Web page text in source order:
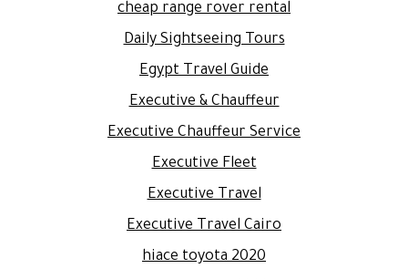
cheap range rover rental
Daily Sightseeing Tours
Egypt Travel Guide
Executive & Chauffeur
Executive Chauffeur Service
Executive Fleet
Executive Travel
Executive Travel Cairo
hiace toyota 2020